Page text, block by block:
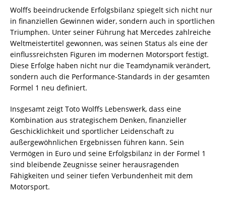
Wolffs beeindruckende Erfolgsbilanz spiegelt sich nicht nur
in finanziellen Gewinnen wider, sondern auch in sportlichen
Triumphen. Unter seiner Führung hat Mercedes zahlreiche
Weltmeistertitel gewonnen, was seinen Status als eine der
einflussreichsten Figuren im modernen Motorsport festigt.
Diese Erfolge haben nicht nur die Teamdynamik verändert,
sondern auch die Performance-Standards in der gesamten
Formel 1 neu definiert.
Insgesamt zeigt Toto Wolffs Lebenswerk, dass eine
Kombination aus strategischem Denken, finanzieller
Geschicklichkeit und sportlicher Leidenschaft zu
außergewöhnlichen Ergebnissen führen kann. Sein
Vermögen in Euro und seine Erfolgsbilanz in der Formel 1
sind bleibende Zeugnisse seiner herausragenden
Fähigkeiten und seiner tiefen Verbundenheit mit dem
Motorsport.